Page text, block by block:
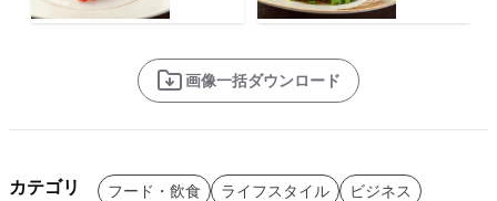
画像一括ダウンロード
カテゴリ フード・飲食 ライフスタイル ビジネス